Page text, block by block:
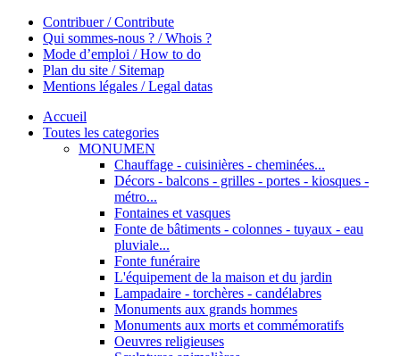
Contribuer / Contribute
Qui sommes-nous ? / Whois ?
Mode d’emploi / How to do
Plan du site / Sitemap
Mentions légales / Legal datas
Accueil
Toutes les categories
MONUMEN
Chauffage - cuisinières - cheminées...
Décors - balcons - grilles - portes - kiosques -
métro...
Fontaines et vasques
Fonte de bâtiments - colonnes - tuyaux - eau
pluviale...
Fonte funéraire
L'équipement de la maison et du jardin
Lampadaire - torchères - candélabres
Monuments aux grands hommes
Monuments aux morts et commémoratifs
Oeuvres religieuses